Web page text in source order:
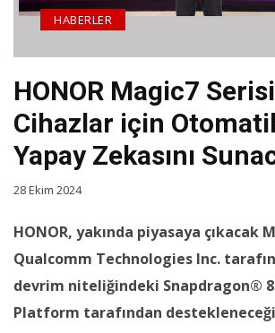
HONOR Magic7
Cihazlar için
Yapay Zekasını
HABERLER
28 Ekim 2024
HONOR, yakında piyasaya çıkacak
Qualcomm Technologies Inc.
devrim niteliğindeki Snapdragon®
Platform tarafından